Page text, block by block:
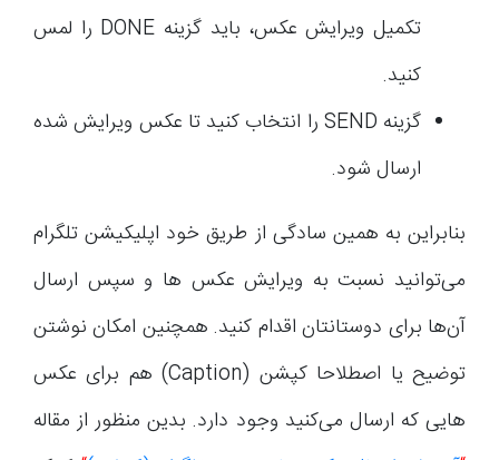
تکمیل ویرایش عکس، باید گزینه DONE را لمس
کنید.
گزینه SEND را انتخاب کنید تا عکس ویرایش شده
ارسال شود.
بنابراین به همین سادگی از طریق خود اپلیکیشن تلگرام
می‌توانید نسبت به ویرایش عکس ها و سپس ارسال
آن‌ها برای دوستانتان اقدام کنید. همچنین امکان نوشتن
توضیح یا اصطلاحا کپشن (Caption) هم برای عکس
هایی که ارسال می‌کنید وجود دارد. بدین منظور از مقاله